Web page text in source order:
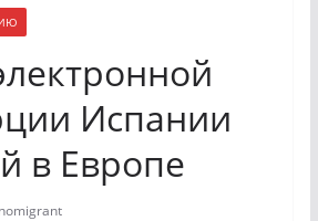
Испании
в Европе